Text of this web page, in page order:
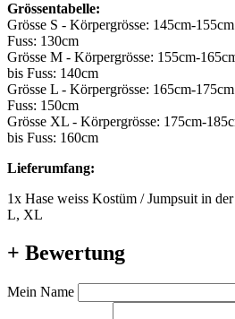
Grössentabelle:
Grösse S - Körpergrösse: 145cm-
Fuss: 130cm
Grösse M - Körpergrösse: 155cm-
bis Fuss: 140cm
Grösse L - Körpergrösse: 165cm-
Fuss: 150cm
Grösse XL - Körpergrösse: 175cm-
bis Fuss: 160cm
Lieferumfang:
1x Hase weiss Kostüm / Jumpsuit in
L, XL
+ Bewertung
Mein Name